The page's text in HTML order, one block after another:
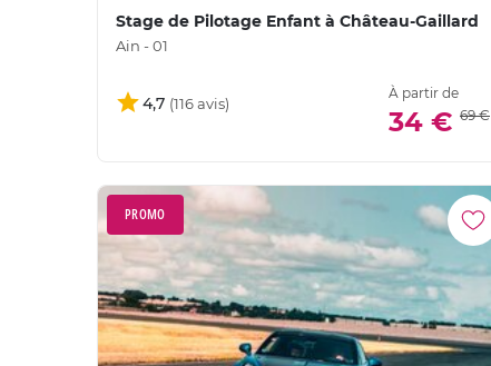
Stage de Pilotage Enfant à Château-Gaillard
Ain - 01
4,7
À partir de
34 € 69 €
PROMO